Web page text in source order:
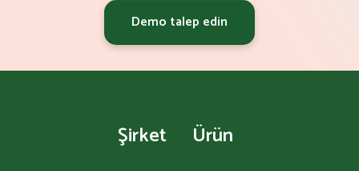
Demo talep edin
Şirket Ürün